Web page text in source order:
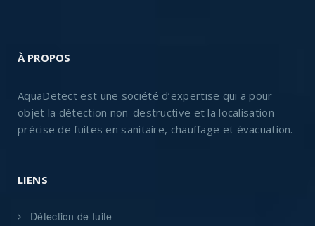
À PROPOS
AquaDetect est une société d’expertise qui a pour
objet la détection non-destructive et la localisation
précise de fuites en sanitaire, chauffage et évacuation.
LIENS
Détection de fuite